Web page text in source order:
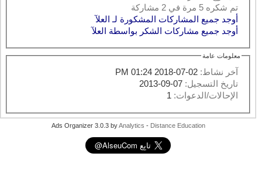
تم شكره 5 مرة في 2 مشاركة
أوجد جميع المشاركات المشكورة لـ العلآ
أوجد جميع مشاركات الشكر بواسطة العلآ
معلومات عامة
آخر نشاط:02-07-2018
01:24 PM
تاريخ التسجيل: 07-09-2013
الإحالات/الدعوات:1
Ads Organizer 3.0.3 byAnalytics -Distance Education